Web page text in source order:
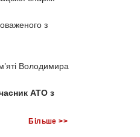
з
Володимира
АТО з
Більше >>